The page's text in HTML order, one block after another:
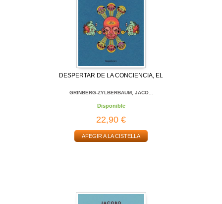
DESPERTAR DE LA CONCIENCIA, EL
GRINBERG-ZYLBERBAUM, JACO...
Disponible
22,90 €
AFEGIR A LA CISTELLA